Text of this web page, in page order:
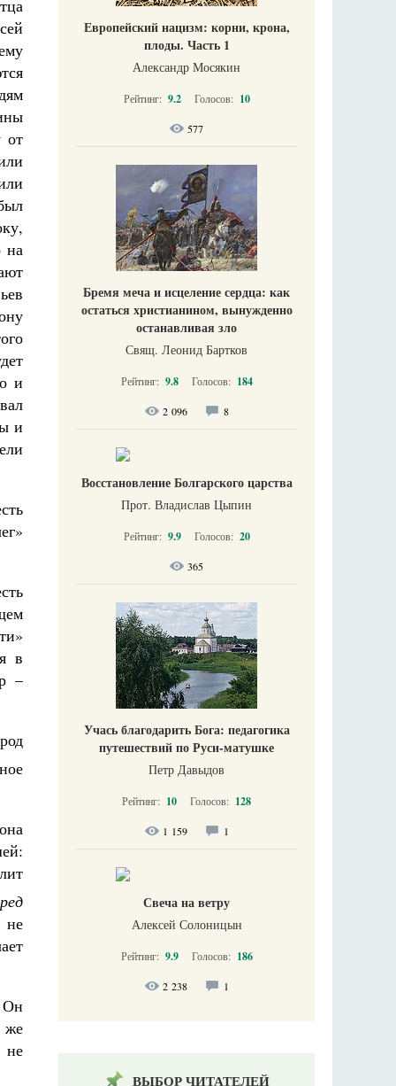
от
на
и
и
в
–
не
Он
же
не
Европейский нацизм: корни, крона,
плоды. Часть 1
Александр Мосякин
Рейтинг: 9.2 Голосов: 10
577
Бремя меча и исцеление сердца: как
остаться христианином, вынужденно
останавливая зло
Свящ. Леонид Бартков
Рейтинг: 9.8 Голосов: 184
2 096 8
Восстановление Болгарского царства
Прот. Владислав Цыпин
Рейтинг: 9.9 Голосов: 20
365
Учась благодарить Бога: педагогика
путешествий по Руси-матушке
Петр Давыдов
Рейтинг: 10 Голосов: 128
1 159 1
Свеча на ветру
Алексей Солоницын
Рейтинг: 9.9 Голосов: 186
2 238 1
ВЫБОР ЧИТАТЕЛЕЙ